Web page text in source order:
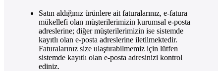
Satın aldığınız ürünlere ait faturalarınız, e-fatura
mükellefi olan müşterilerimizin kurumsal e-posta
adreslerine; diğer müşterilerimizin ise sistemde
kayıtlı olan e-posta adreslerine iletilmektedir.
Faturalarınız size ulaştırabilmemiz için lütfen
sistemde kayıtlı olan e-posta adresinizi kontrol
ediniz.